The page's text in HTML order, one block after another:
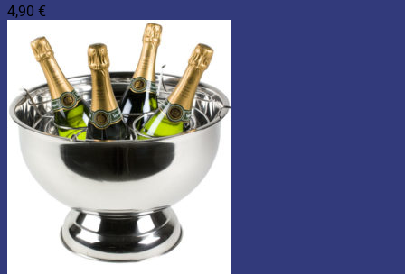
4,90 €